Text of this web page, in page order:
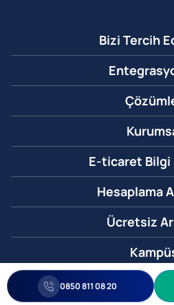
Bizi Tercih
E-ticaret Bilgi
Hesaplama
Ücretsiz
0850 811 08 20
0850 811 08 20